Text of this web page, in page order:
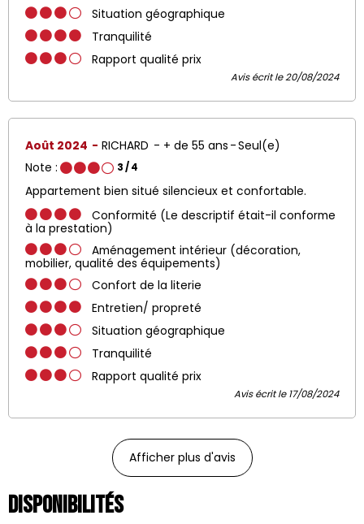
Situation géographique
Tranquilité
Rapport qualité prix
Avis écrit le 20/08/2024
Août 2024 RICHARD + de 55 ans
Seul(e)
Note :
3/ 4
Appartement bien situé silencieux et confortable.
Conformité (Le descriptif était-il conforme
à la prestation)
Aménagement intérieur (décoration,
mobilier, qualité des équipements)
Confort de la literie
Entretien/ propreté
Situation géographique
Tranquilité
Rapport qualité prix
Avis écrit le 17/08/2024
Afficher plus d'avis
Disponibilités